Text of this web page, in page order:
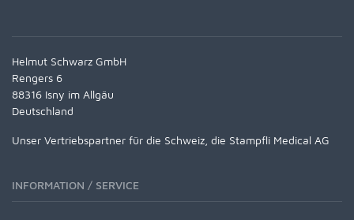
Helmut Schwarz GmbH
Rengers 6
88316 Isny im Allgäu
Deutschland
Unser Vertriebspartner für die Schweiz, die Stampfli Medical AG
INFORMATION / SERVICE